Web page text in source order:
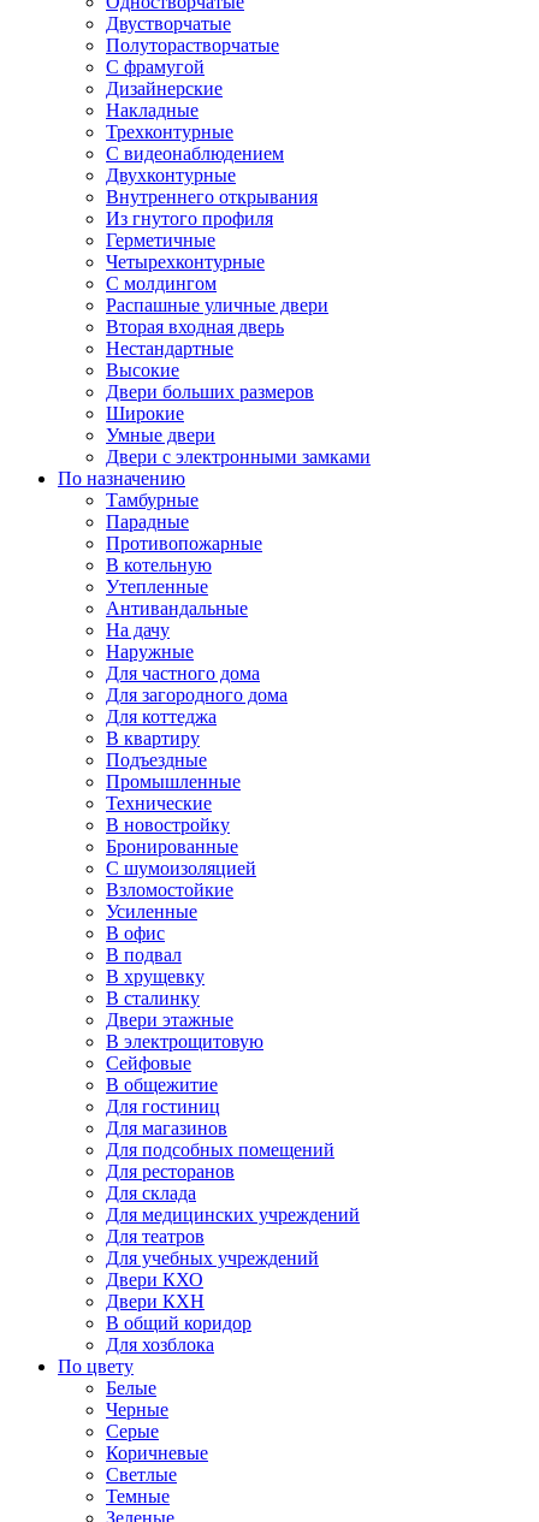
Двустворчатые
Полуторастворчатые
С фрамугой
Дизайнерские
Накладные
Трехконтурные
С видеонаблюдением
Двухконтурные
Внутреннего открывания
Из гнутого профиля
Герметичные
Четырехконтурные
С молдингом
Распашные уличные двери
Вторая входная дверь
Нестандартные
Высокие
Двери больших размеров
Широкие
Умные двери
Двери с электронными замками
По назначению
Тамбурные
Парадные
Противопожарные
В котельную
Утепленные
Антивандальные
На дачу
Наружные
Для частного дома
Для загородного дома
Для коттеджа
В квартиру
Подъездные
Промышленные
Технические
В новостройку
Бронированные
С шумоизоляцией
Взломостойкие
Усиленные
В офис
В подвал
В хрущевку
В сталинку
Двери этажные
В электрощитовую
Сейфовые
В общежитие
Для гостиниц
Для магазинов
Для подсобных помещений
Для ресторанов
Для склада
Для медицинских учреждений
Для театров
Для учебных учреждений
Двери КХО
Двери КХН
В общий коридор
Для хозблока
По цвету
Белые
Черные
Серые
Коричневые
Светлые
Темные